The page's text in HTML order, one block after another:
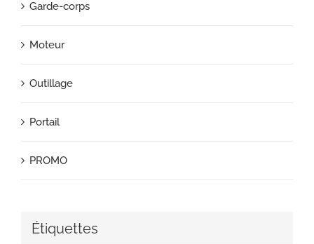
Garde-corps
Moteur
Outillage
Portail
PROMO
Étiquettes